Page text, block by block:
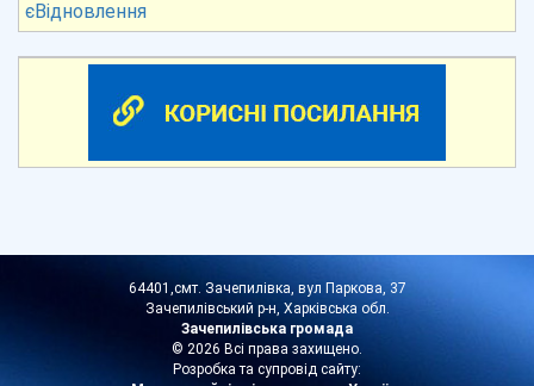
єВідновлення
64401,смт. Зачепилівка, вул Паркова, 37
Зачепилівський р-н, Харківська обл.
Зачепилівська громада
© 2026 Всі права захищено.
Розробка та супровід сайту: